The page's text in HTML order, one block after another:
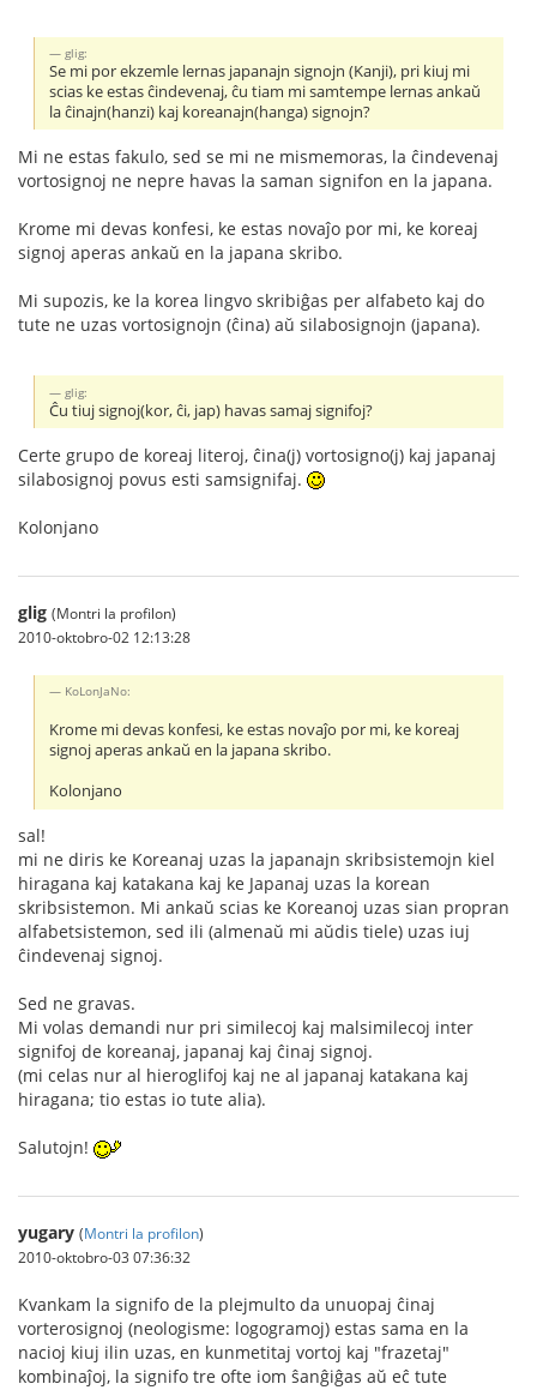
glig:
Se mi por ekzemle lernas japanajn signojn (Kanji), pri kiuj mi
scias ke estas ĉindevenaj, ĉu tiam mi samtempe lernas ankaŭ
la ĉinajn(hanzi) kaj koreanajn(hanga) signojn?
Mi ne estas fakulo, sed se mi ne mismemoras, la ĉindevenaj
vortosignoj ne nepre havas la saman signifon en la japana.
Krome mi devas konfesi, ke estas novaĵo por mi, ke koreaj
signoj aperas ankaŭ en la japana skribo.
Mi supozis, ke la korea lingvo skribiĝas per alfabeto kaj do
tute ne uzas vortosignojn (ĉina) aŭ silabosignojn (japana).
glig:
Ĉu tiuj signoj(kor, ĉi, jap) havas samaj signifoj?
Certe grupo de koreaj literoj, ĉina(j) vortosigno(j) kaj japanaj
silabosignoj povus esti samsignifaj.
Kolonjano
glig (Montri la profilon)
2010-oktobro-02 12:13:28
KoLonJaNo:
Krome mi devas konfesi, ke estas novaĵo por mi, ke koreaj
signoj aperas ankaŭ en la japana skribo.
Kolonjano
sal!
mi ne diris ke Koreanaj uzas la japanajn skribsistemojn kiel
hiragana kaj katakana kaj ke Japanaj uzas la korean
skribsistemon. Mi ankaŭ scias ke Koreanoj uzas sian propran
alfabetsistemon, sed ili (almenaŭ mi aŭdis tiele) uzas iuj
ĉindevenaj signoj.
Sed ne gravas.
Mi volas demandi nur pri similecoj kaj malsimilecoj inter
signifoj de koreanaj, japanaj kaj ĉinaj signoj.
(mi celas nur al hieroglifoj kaj ne al japanaj katakana kaj
hiragana; tio estas io tute alia).
Salutojn!
yugary (Montri la profilon)
2010-oktobro-03 07:36:32
Kvankam la signifo de la plejmulto da unuopaj ĉinaj
vorterosignoj (neologisme: logogramoj) estas sama en la
nacioj kiuj ilin uzas, en kunmetitaj vortoj kaj "frazetaj"
kombinaĵoj, la signifo tre ofte iom ŝanĝiĝas aŭ eĉ tute